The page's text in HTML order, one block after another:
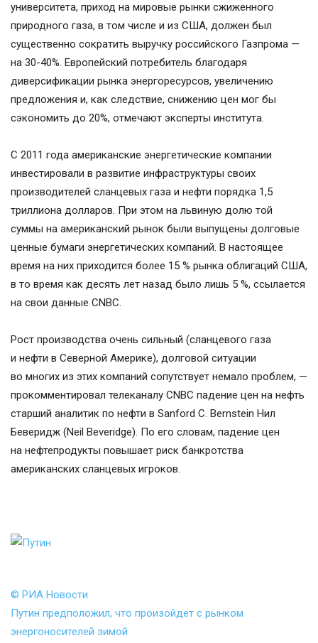
университета, приход на мировые рынки сжиженного
природного газа, в том числе и из США, должен был
существенно сократить выручку российского Газпрома —
на 30-40%. Европейский потребитель благодаря
диверсификации рынка энергоресурсов, увеличению
предложения и, как следствие, снижению цен мог бы
сэкономить до 20%, отмечают эксперты института.
С 2011 года американские энергетические компании
инвестировали в развитие инфраструктуры своих
производителей сланцевых газа и нефти порядка 1,5
триллиона долларов. При этом на львиную долю той
суммы на американский рынок были выпущены долговые
ценные бумаги энергетических компаний. В настоящее
время на них приходится более 15 % рынка облигаций США,
в то время как десять лет назад было лишь 5 %, ссылается
на свои данные CNBC.
Рост производства очень сильный (сланцевого газа
и нефти в Северной Америке), долговой ситуации
во многих из этих компаний сопутствует немало проблем, —
прокомментировал телеканалу CNBC падение цен на нефть
старший аналитик по нефти в Sanford C. Bernstein Нил
Беверидж (Neil Beveridge). По его словам, падение цен
на нефтепродукты повышает риск банкротства
американских сланцевых игроков.
© РИА Новости
Путин предположил, что произойдет с рынком
энергоносителей зимой